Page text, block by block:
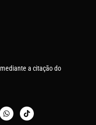
a citação do